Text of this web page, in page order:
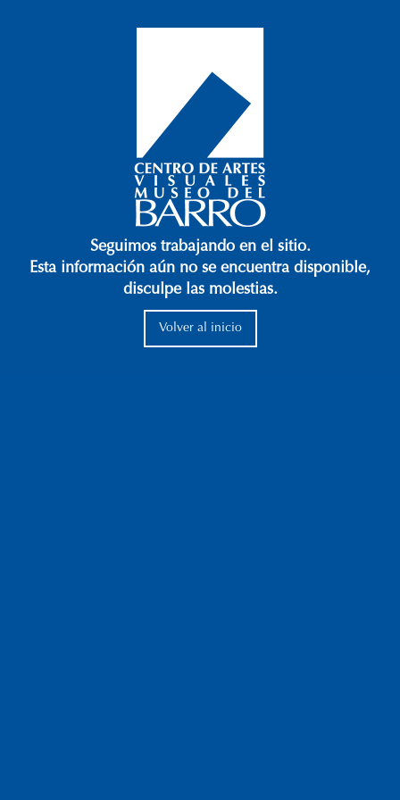
Seguimos trabajando en el sitio.
Esta información aún no se encuentra disponible,
disculpe las molestias.
Volver al inicio